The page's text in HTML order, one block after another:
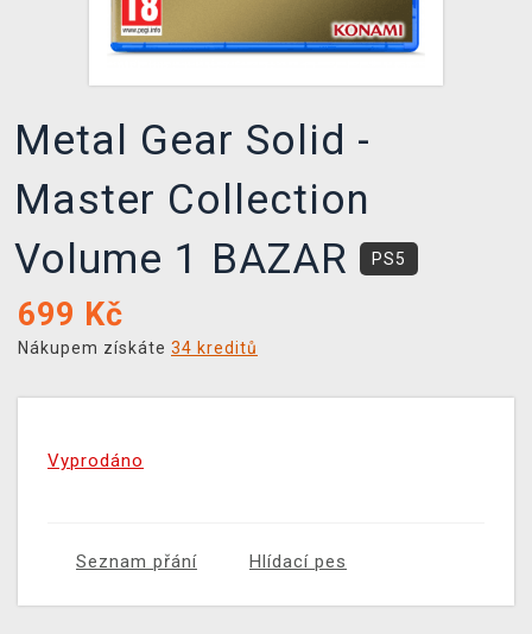
Metal Gear Solid -
Master Collection
Volume 1 BAZAR
PS5
699 Kč
Nákupem získáte 34 kreditů
Vyprodáno
Seznam přání Hlídací pes